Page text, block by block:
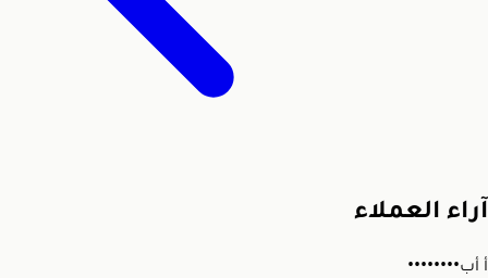
آراء العملاء
أ أب••••••••